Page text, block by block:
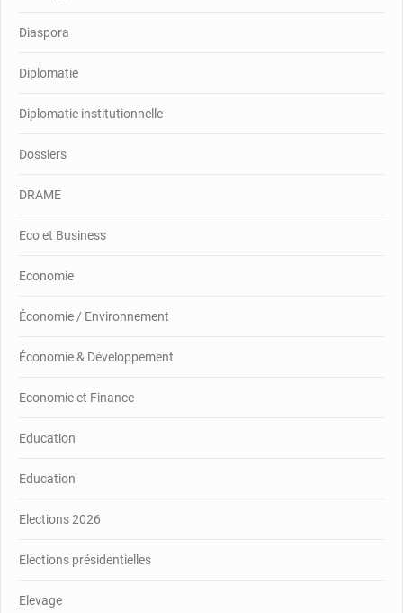
Diaspora
Diplomatie
Diplomatie institutionnelle
Dossiers
DRAME
Eco et Business
Economie
Économie / Environnement
Économie & Développement
Economie et Finance
Education
Education
Elections 2026
Elections présidentielles
Elevage